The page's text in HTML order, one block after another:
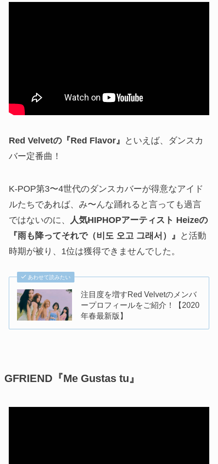
Red Velvetの『Red Flavor』
といえば、ダンスカ
バー定番曲！
K-POP第3〜4世代のダンスカバーが得意なアイド
ルたちであれば、み〜んな踊れると言っても過言
ではないのに、
人気HIPHOPアーティスト Heizeの
『雨も降ってそれで（비도 오고 그래서）』
と活動
時期が被り、1位は獲得できませんでした。
あわせて読みたい
注目度を増すRed Velvetのメンバ
ープロフィールをご紹介！【2020
年春最新版】
GFRIEND『Me Gustas tu』